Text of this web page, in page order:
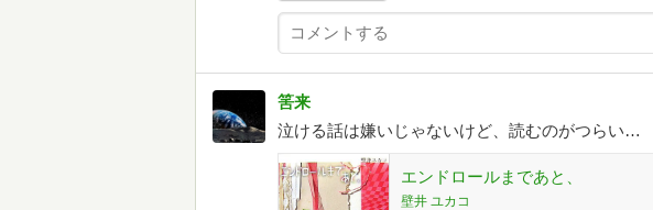
筈来
泣ける話は嫌いじゃないけど、読むのがつらい…
エンドロールまであと、
壁井 ユカコ